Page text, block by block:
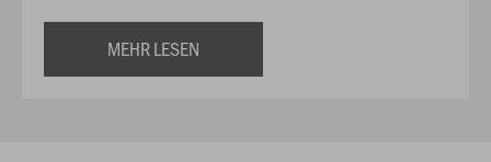
MEHR LESEN